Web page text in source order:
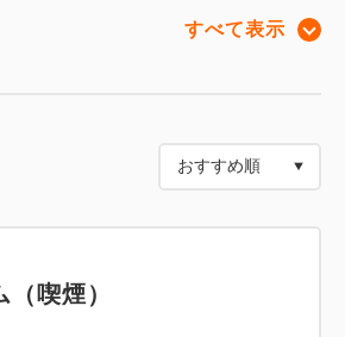
は午前１１時までに清掃札を出し
い致します。
決済を選択されたお客様へ】
ページからご印刷可能です。
すべて表示
喫煙）